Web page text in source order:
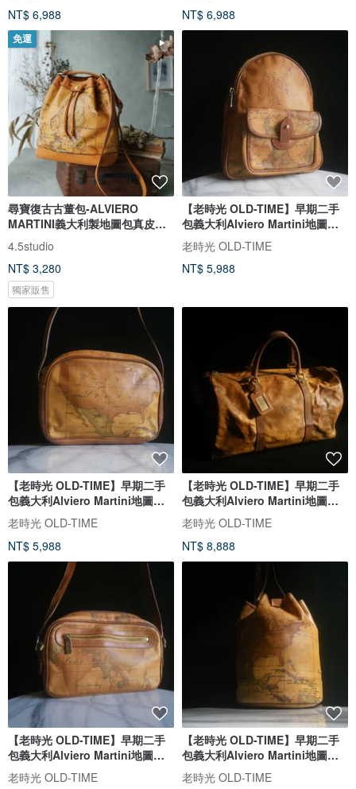
NT$ 6,988
NT$ 6,988
免運
尋寶復古古董包-ALVIERO
MARTINI義大利製地圖包真皮焦
糖色水桶包
4.5studio
NT$ 3,280
獨家販售
【老時光 OLD-TIME】早期二手
包義大利Alviero Martini地圖後
背包
老時光 OLD-TIME
NT$ 5,988
【老時光 OLD-TIME】早期二手
包義大利Alviero Martini地圖肩
背包
老時光 OLD-TIME
NT$ 5,988
【老時光 OLD-TIME】早期二手
包義大利Alviero Martini地圖行
李袋
老時光 OLD-TIME
NT$ 8,888
【老時光 OLD-TIME】早期二手
包義大利Alviero Martini地圖肩
背包
老時光 OLD-TIME
【老時光 OLD-TIME】早期二手
包義大利Alviero Martini地圖水
桶包
老時光 OLD-TIME